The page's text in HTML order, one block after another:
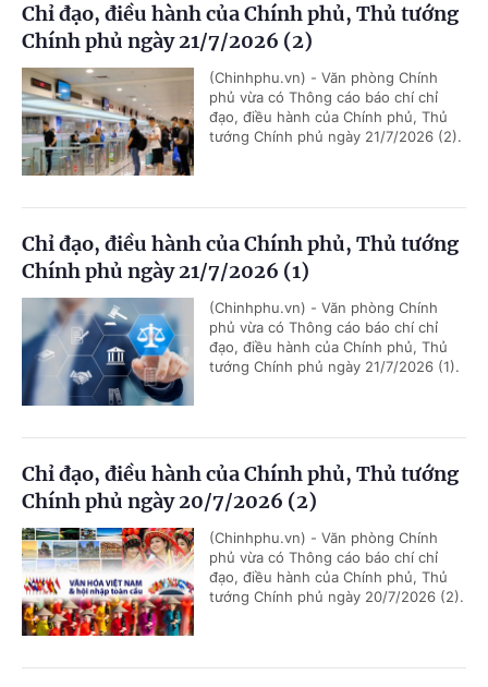
Chỉ đạo, điều hành của Chính phủ, Thủ tướng
Chính phủ ngày 21/7/2026 (2)
(Chinhphu.vn) - Văn phòng Chính
phủ vừa có Thông cáo báo chí chỉ
đạo, điều hành của Chính phủ, Thủ
tướng Chính phủ ngày 21/7/2026 (2).
Chỉ đạo, điều hành của Chính phủ, Thủ tướng
Chính phủ ngày 21/7/2026 (1)
(Chinhphu.vn) - Văn phòng Chính
phủ vừa có Thông cáo báo chí chỉ
đạo, điều hành của Chính phủ, Thủ
tướng Chính phủ ngày 21/7/2026 (1).
Chỉ đạo, điều hành của Chính phủ, Thủ tướng
Chính phủ ngày 20/7/2026 (2)
(Chinhphu.vn) - Văn phòng Chính
phủ vừa có Thông cáo báo chí chỉ
đạo, điều hành của Chính phủ, Thủ
tướng Chính phủ ngày 20/7/2026 (2).